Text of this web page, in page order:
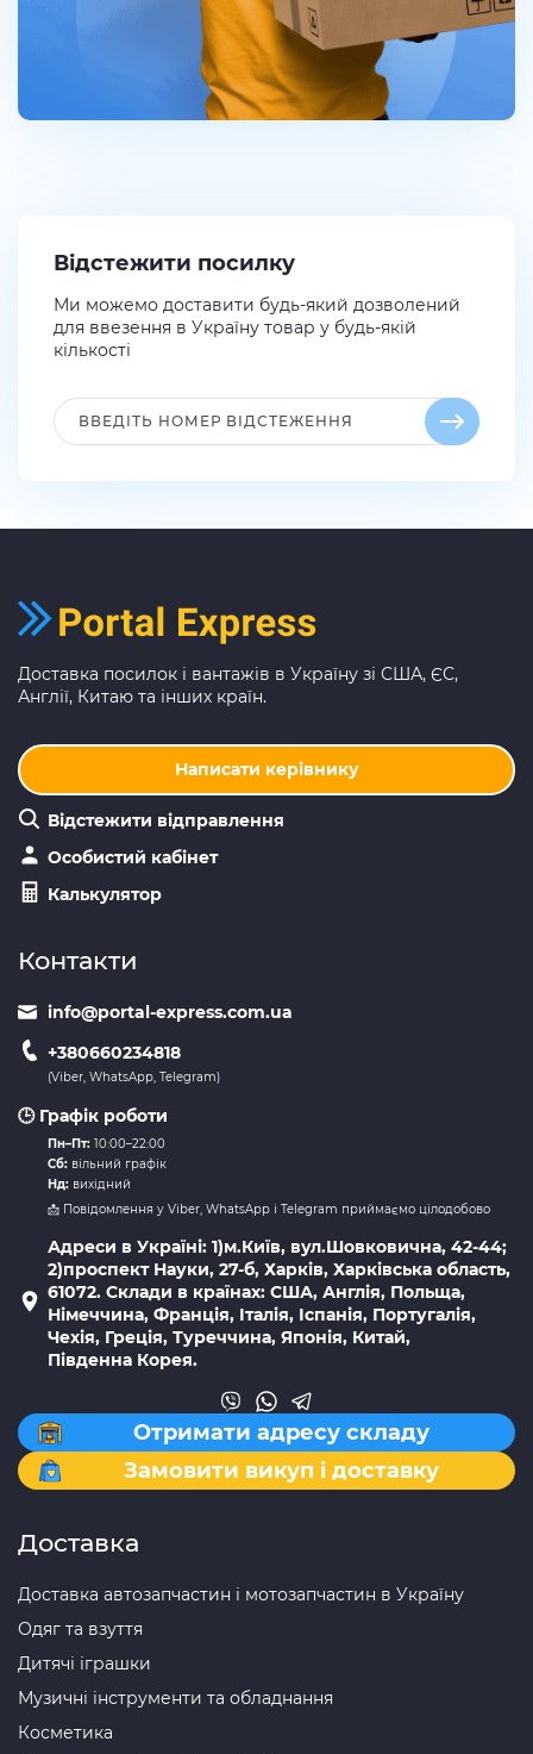
Відстежити посилку
Ми можемо доставити будь-який дозволений
для ввезення в Україну товар у будь-якій
кількості
Доставка посилок і вантажів в Україну зі США, ЄС,
Англії, Китаю та інших країн.
Написати керівнику
Відстежити відправлення
Особистий кабінет
Калькулятор
Контакти
info@portal-express.com.ua
+380660234818
(Viber, WhatsApp, Telegram)
🕒 Графік роботи
Пн–Пт: 10:00–22:00
Сб: вільний графік
Нд: вихідний
📩 Повідомлення у Viber, WhatsApp і Telegram приймаємо цілодобово
Адреси в Україні: 1)м.Київ, вул.Шовковична, 42-44;
2)проспект Науки, 27-б, Харків, Харківська область,
61072. Склади в країнах: США, Англія, Польща,
Німеччина, Франція, Італія, Іспанія, Португалія,
Чехія, Греція, Туреччина, Японія, Китай,
Південна Корея.
Отримати адресу складу
Замовити викуп і доставку
Доставка
Доставка автозапчастин і мотозапчастин в Україну
Одяг та взуття
Дитячі іграшки
Музичні інструменти та обладнання
Косметика